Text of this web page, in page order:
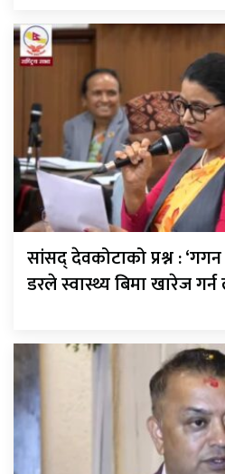
सांसद् देवकोटाको प्रश्न :
डरले स्वास्थ्य बिमा खारेज गर्न